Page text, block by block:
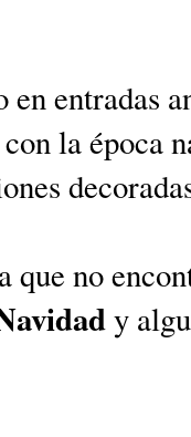
en entradas
la época
que no
y